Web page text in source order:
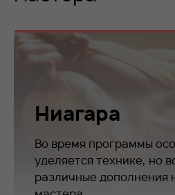
Ниагара
Во время программы
уделяется технике, но
различные дополнения